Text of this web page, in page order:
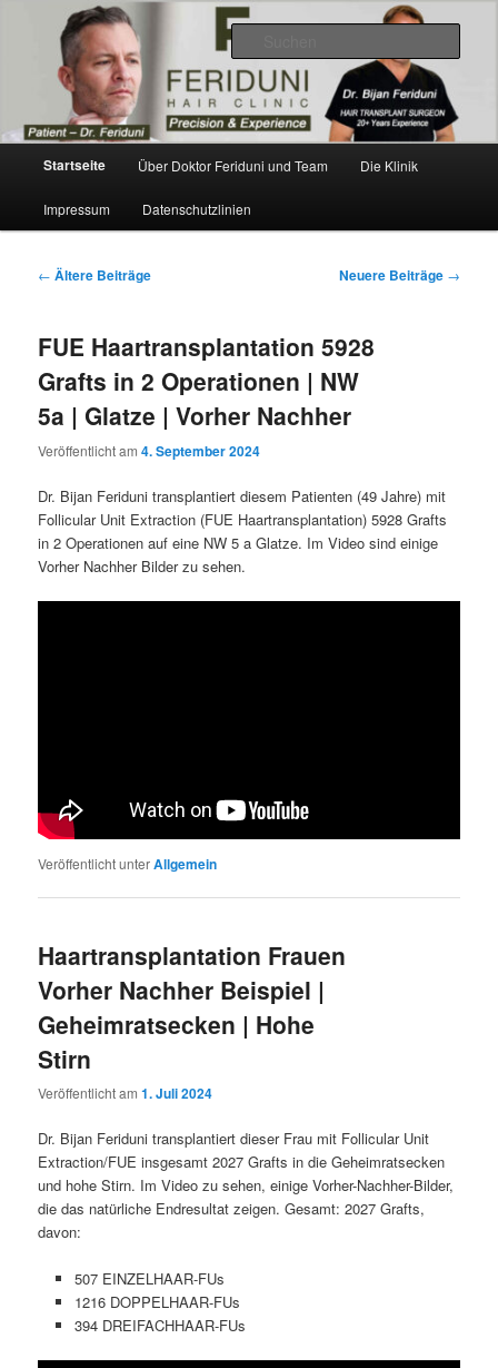
sekundären
Dr. Feriduni Haartransplantation –
Blog Österreich
Videos, Ergebnisse, Bilder
HauptmenüStartseite Über Doktor Feriduni und Team Die Klinik
Impressum Datenschutzlinien
Beitragsnavigation
← Ältere Beiträge Neuere Beiträge →
FUE Haartransplantation 5928
Grafts in 2 Operationen | NW
5a | Glatze | Vorher Nachher
Veröffentlicht am4. September 2024
Dr. Bijan Feriduni transplantiert diesem Patienten (49 Jahre) mit
Follicular Unit Extraction (FUE Haartransplantation) 5928 Grafts
in 2 Operationen auf eine NW 5 a Glatze. Im Video sind einige
Vorher Nachher Bilder zu sehen.
Veröffentlicht unterAllgemein
Haartransplantation Frauen
Vorher Nachher Beispiel |
Geheimratsecken | Hohe
Stirn
Veröffentlicht am1. Juli 2024
Dr. Bijan Feriduni transplantiert dieser Frau mit Follicular Unit
Extraction/FUE insgesamt 2027 Grafts in die Geheimratsecken
und hohe Stirn. Im Video zu sehen, einige Vorher-Nachher-Bilder,
die das natürliche Endresultat zeigen. Gesamt: 2027 Grafts,
davon:
507 EINZELHAAR-FUs
1216 DOPPELHAAR-FUs
394 DREIFACHHAAR-FUs